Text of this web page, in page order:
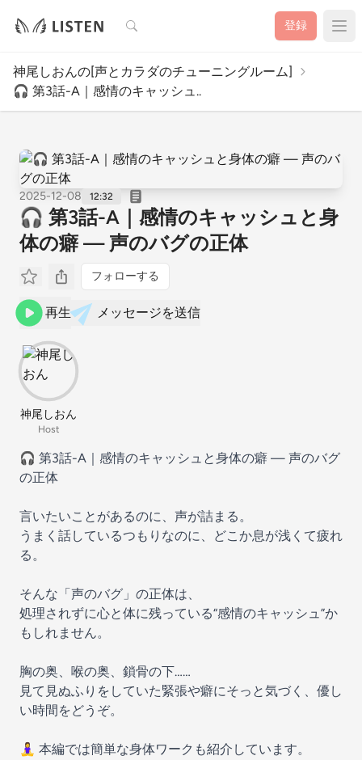
検索 登録
神尾しおんの[声とカラダのチューニングルーム]
🎧 第3話-A｜感情のキャッシュ..
2025-12-08 12:32
🎧 第3話-A｜感情のキャッシュと身
体の癖 — 声のバグの正体
フォローする
再生 メッセージを送信
神尾しおん
Host
🎧 第3話-A｜感情のキャッシュと身体の癖 — 声のバグ
の正体
言いたいことがあるのに、声が詰まる。
うまく話しているつもりなのに、どこか息が浅くて疲れ
る。
そんな「声のバグ」の正体は、
処理されずに心と体に残っている“感情のキャッシュ”か
もしれません。
胸の奥、喉の奥、鎖骨の下……
見て見ぬふりをしていた緊張や癖にそっと気づく、優し
い時間をどうぞ。
🧘‍♀️ 本編では簡単な身体ワークも紹介しています。